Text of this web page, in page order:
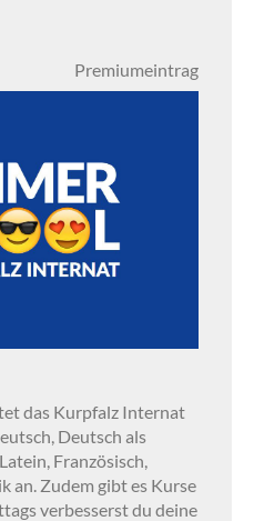
Premiumeintrag
das Kurpfalz Internat
Deutsch als
Französisch,
an. Zudem gibt es Kurse
verbesserst du deine